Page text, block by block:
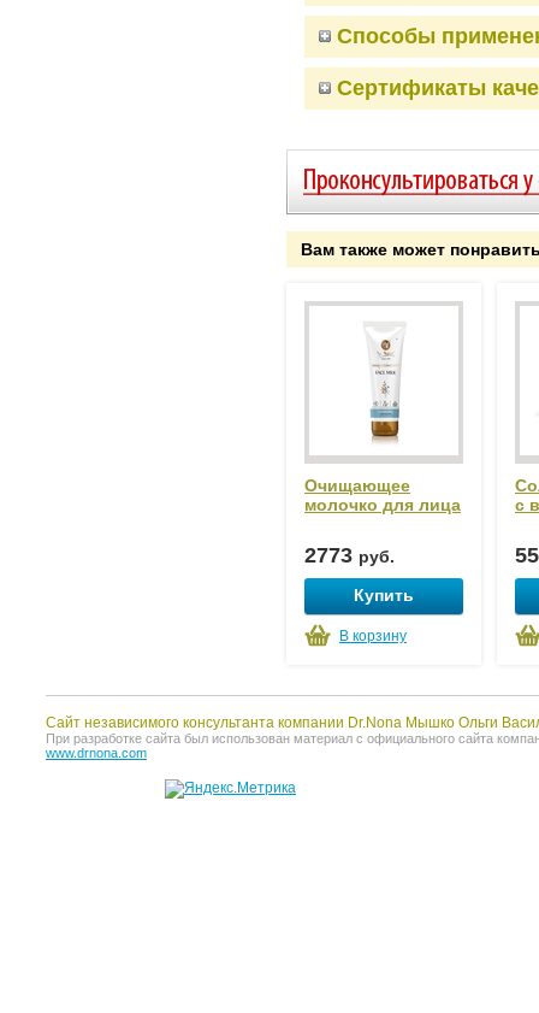
Способы
Сертификаты
Вам также может
Очищающее
молочко для лица
2773 руб.
Купить
В корзину
c
Сайт независимого консультанта компании Dr.Nona Мышко Ольги
При разработке сайта был использован материал с официального сайта
www.drnona.com